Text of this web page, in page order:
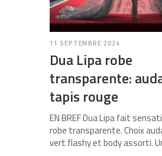
11 SEPTEMBRE 2024
Dua Lipa robe
transparente:
tapis rouge
EN BREF Dua Lipa fait
robe transparente. Choix
vert flashy et body assorti.